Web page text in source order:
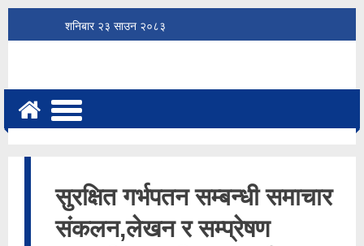
शनिबार २३ साउन २०८३
सुरक्षित गर्भपतन सम्बन्धी समाचार
संकलन,लेखन र सम्प्रेषण